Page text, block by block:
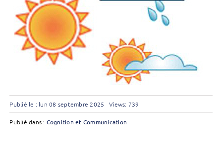
Publié le : lun 08 septembre 2025 Views: 739
Publié dans : Cognition et Communication